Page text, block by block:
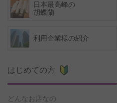
日本最高峰の
胡蝶蘭
利用企業様の紹介
はじめての方
どんなお店なの